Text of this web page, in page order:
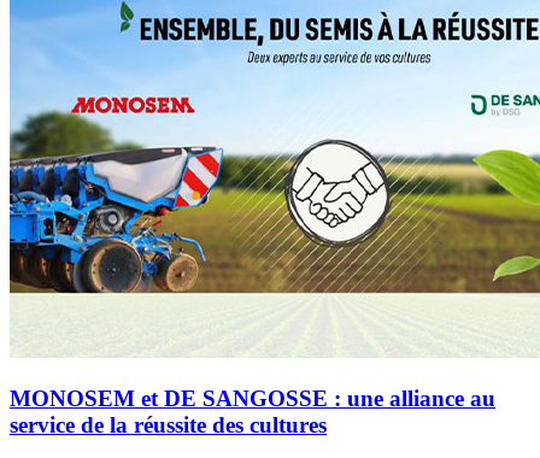
MONOSEM et DE SANGOSSE : une alliance au
service de la réussite des cultures